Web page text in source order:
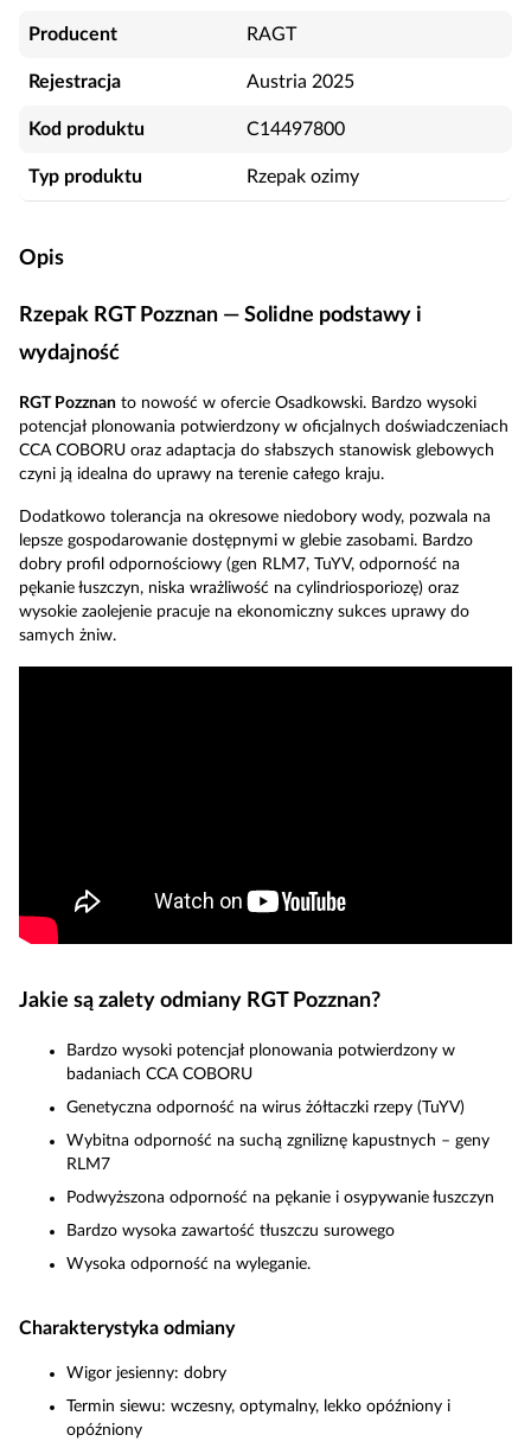
Producent RAGT
Rejestracja Austria 2025
Kod produktu C14497800
Typ produktu Rzepak ozimy
Opis
Rzepak RGT Pozznan — Solidne podstawy i
wydajność
RGT Pozznan to nowość w ofercie Osadkowski. Bardzo wysoki
potencjał plonowania potwierdzony w oﬁcjalnych doświadczeniach
CCA COBORU oraz adaptacja do słabszych stanowisk glebowych
czyni ją idealna do uprawy na terenie całego kraju.
Dodatkowo tolerancja na okresowe niedobory wody, pozwala na
lepsze gospodarowanie dostępnymi w glebie zasobami. Bardzo
dobry profil odpornościowy (gen RLM7, TuYV, odporność na
pękanie łuszczyn, niska wrażliwość na cylindriosporiozę) oraz
wysokie zaolejenie pracuje na ekonomiczny sukces uprawy do
samych żniw.
Jakie są zalety odmiany RGT Pozznan?
Bardzo wysoki potencjał plonowania potwierdzony w
badaniach CCA COBORU
Genetyczna odporność na wirus żółtaczki rzepy (TuYV)
Wybitna odporność na suchą zgniliznę kapustnych – geny
RLM7
Podwyższona odporność na pękanie i osypywanie łuszczyn
Bardzo wysoka zawartość tłuszczu surowego
Wysoka odporność na wyleganie.
Charakterystyka odmiany
Wigor jesienny: dobry
Termin siewu: wczesny, optymalny, lekko opóźniony i
opóźniony